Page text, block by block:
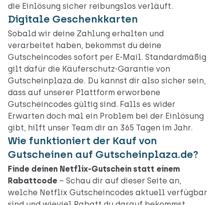
die Einlösung sicher reibungslos verläuft.
Digitale Geschenkkarten
Sobald wir deine Zahlung erhalten und
verarbeitet haben, bekommst du deine
Gutscheincodes sofort per E-Mail. Standardmäßig
gilt dafür die Käuferschutz-Garantie von
Gutscheinplaza.de. Du kannst dir also sicher sein,
dass auf unserer Plattform erworbene
Gutscheincodes gültig sind. Falls es wider
Erwarten doch mal ein Problem bei der Einlösung
gibt, hilft unser Team dir an 365 Tagen im Jahr.
Wie funktioniert der Kauf von
Gutscheinen auf Gutscheinplaza.de?
Finde deinen Netflix-Gutschein statt einem
Rabattcode – Schau dir auf dieser Seite an,
welche Netflix Gutscheincodes aktuell verfügbar